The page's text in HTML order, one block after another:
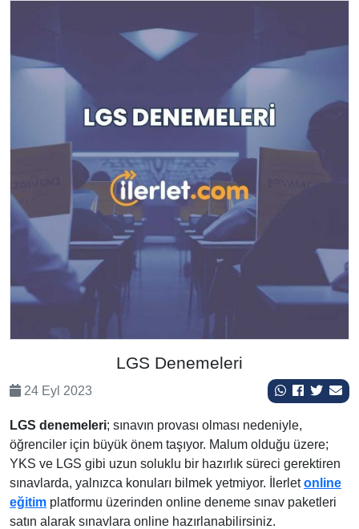
LGS Denemeleri
24 Eyl 2023
LGS denemeleri; sınavın provası olması nedeniyle,
öğrenciler için büyük önem taşıyor. Malum olduğu üzere;
YKS ve LGS gibi uzun soluklu bir hazırlık süreci gerektiren
sınavlarda, yalnızca konuları bilmek yetmiyor. İlerletonline
eğitim platformu üzerinden online deneme sınav paketleri
satın alarak sınavlara online hazırlanabilirsiniz.